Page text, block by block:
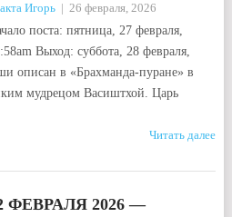
Игорь | 26 февраля, 2026
поста: пятница, 27 февраля,
Выход: суббота, 28 февраля,
описан в «Брахманда-пуране» в
мудрецом Васиштхой. Царь
Читать далее
ФЕВРАЛЯ 2026 —